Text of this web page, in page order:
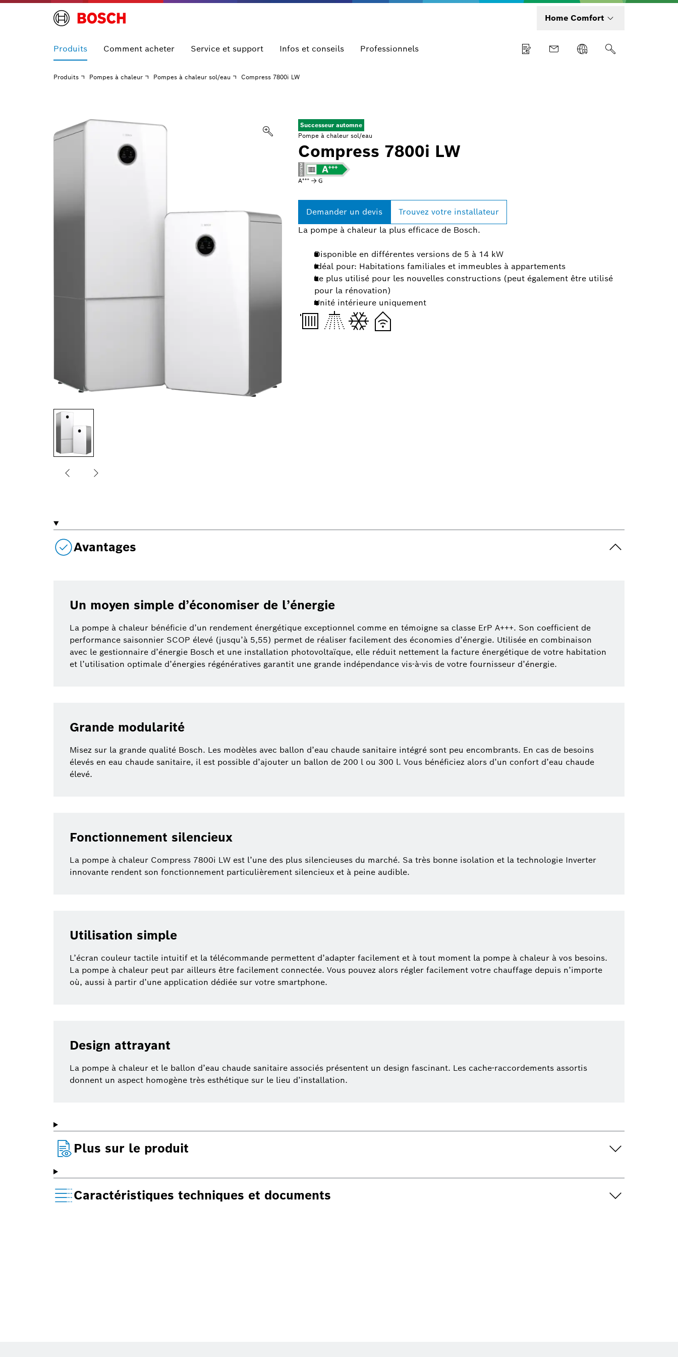
Home Comfort
Produits Comment acheter Service et support Infos et conseils Professionnels
Produits Pompes à chaleur Pompes à chaleur sol/eau Compress 7800i LW
Successeur automne
Pompe à chaleur sol/eau
Compress 7800i LW
Demander un devis
Trouvez votre installateur
La pompe à chaleur la plus efficace de Bosch.
Disponible en différentes versions de 5 à 14 kW
Idéal pour: Habitations familiales et immeubles à appartements
Le plus utilisé pour les nouvelles constructions (peut également être utilisé
pour la rénovation)
Unité intérieure uniquement
Avantages
Un moyen simple d’économiser de l’énergie
La pompe à chaleur bénéficie d’un rendement énergétique exceptionnel comme en témoigne sa classe ErP A+++. Son coefficient de
performance saisonnier SCOP élevé (jusqu’à 5,55) permet de réaliser facilement des économies d’énergie. Utilisée en combinaison
avec le gestionnaire d’énergie Bosch et une installation photovoltaïque, elle réduit nettement la facture énergétique de votre habitation
et l’utilisation optimale d’énergies régénératives garantit une grande indépendance vis-à-vis de votre fournisseur d’énergie.
Grande modularité
Misez sur la grande qualité Bosch. Les modèles avec ballon d’eau chaude sanitaire intégré sont peu encombrants. En cas de besoins
élevés en eau chaude sanitaire, il est possible d’ajouter un ballon de 200 l ou 300 l. Vous bénéficiez alors d’un confort d’eau chaude
élevé.
Fonctionnement silencieux
La pompe à chaleur Compress 7800i LW est l’une des plus silencieuses du marché. Sa très bonne isolation et la technologie Inverter
innovante rendent son fonctionnement particulièrement silencieux et à peine audible.
Utilisation simple
L’écran couleur tactile intuitif et la télécommande permettent d’adapter facilement et à tout moment la pompe à chaleur à vos besoins.
La pompe à chaleur peut par ailleurs être facilement connectée. Vous pouvez alors régler facilement votre chauffage depuis n’importe
où, aussi à partir d’une application dédiée sur votre smartphone.
Design attrayant
La pompe à chaleur et le ballon d’eau chaude sanitaire associés présentent un design fascinant. Les cache-raccordements assortis
donnent un aspect homogène très esthétique sur le lieu d’installation.
Plus sur le produit
Caractéristiques techniques et documents